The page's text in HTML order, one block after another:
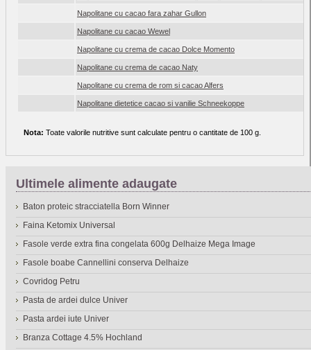
Napolitane cu cacao fara zahar Gullon
Napolitane cu cacao Wewel
Napolitane cu crema de cacao Dolce Momento
Napolitane cu crema de cacao Naty
Napolitane cu crema de rom si cacao Alfers
Napolitane dietetice cacao si vanilie Schneekoppe
Nota: Toate valorile nutritive sunt calculate pentru o cantitate de 100 g.
Ultimele alimente adaugate
Baton proteic stracciatella Born Winner
Faina Ketomix Universal
Fasole verde extra fina congelata 600g Delhaize Mega Image
Fasole boabe Cannellini conserva Delhaize
Covridog Petru
Pasta de ardei dulce Univer
Pasta ardei iute Univer
Branza Cottage 4.5% Hochland